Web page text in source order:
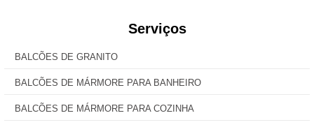
Serviços
BALCÕES DE GRANITO
BALCÕES DE MÁRMORE PARA BANHEIRO
BALCÕES DE MÁRMORE PARA COZINHA